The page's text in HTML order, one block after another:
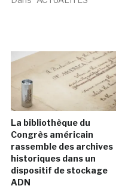
La bibliothèque du
Congrès américain
rassemble des archives
historiques dans un
dispositif de stockage
ADN